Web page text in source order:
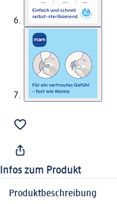
Infos zum Produkt
Produktbeschreibung